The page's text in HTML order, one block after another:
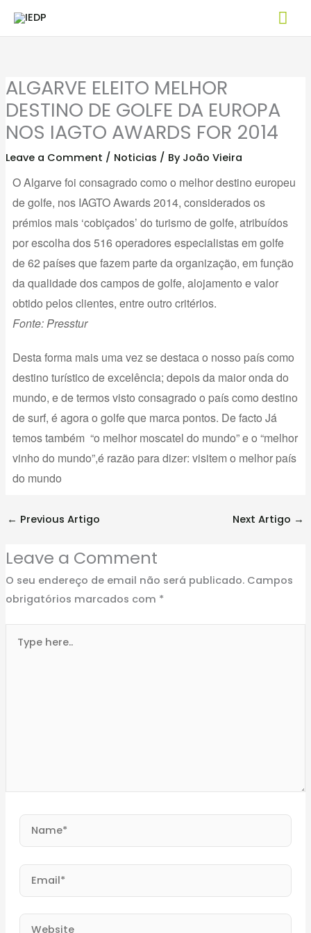
ALGARVE ELEITO MELHOR
DESTINO DE GOLFE DA EUROPA
NOS IAGTO AWARDS FOR 2014
Leave a Comment / Noticias / By João Vieira
O Algarve foi consagrado como o melhor destino europeu
de golfe, nos IAGTO Awards 2014, considerados os
prémios mais ‘cobiçados’ do turismo de golfe, atribuídos
por escolha dos 516 operadores especialistas em golfe
de 62 países que fazem parte da organização, em função
da qualidade dos campos de golfe, alojamento e valor
obtido pelos clientes, entre outro critérios.
Fonte: Presstur
Desta forma mais uma vez se destaca o nosso país como
destino turístico de excelência; depois da maior onda do
mundo, e de termos visto consagrado o país como destino
de surf, é agora o golfe que marca pontos. De facto Já
temos também “o melhor moscatel do mundo” e o “melhor
vinho do mundo”,é razão para dizer: visitem o melhor país
do mundo
← Previous Artigo Next Artigo →
Leave a Comment
O seu endereço de email não será publicado. Campos
obrigatórios marcados com *
here..
Name*
Email*
Website